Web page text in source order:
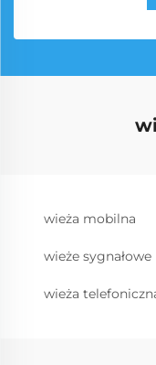
wieża mobilna
wieże sygnałowe
wieża